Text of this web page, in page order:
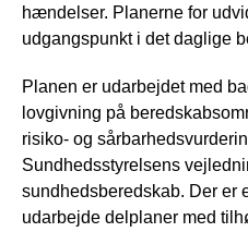
hændelser. Planerne for
udgangspunkt i det daglige
Planen er udarbejdet med
lovgivning på
risiko- og
Sundhedsstyrelsens
sundhedsberedskab. Der er
udarbejde delplaner med